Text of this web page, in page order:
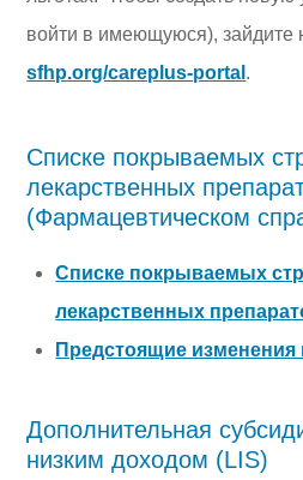
войти в имеющуюся), зайдите
sfhp.org/careplus-portal .
Списке покрываемых
лекарственных
(Фармацевтическом
Списке покрываемых
лекарственных
Предстоящие изменения
Дополнительная
низким доходом (LIS)